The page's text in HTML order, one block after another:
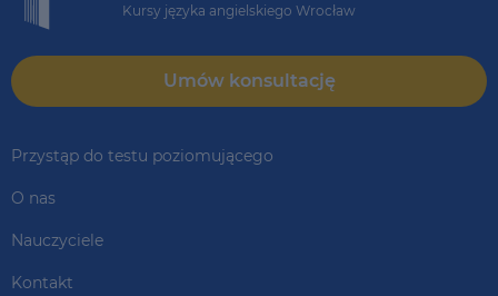
Kursy języka angielskiego Wrocław
Umów konsultację
Przystąp do testu poziomującego
O nas
Nauczyciele
Kontakt